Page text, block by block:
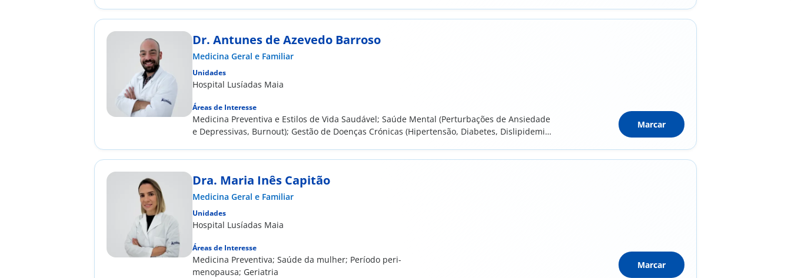
Dr. Antunes de Azevedo Barroso
Medicina Geral e Familiar
Unidades
Hospital Lusíadas Maia
Áreas de Interesse
Medicina Preventiva e Estilos de Vida Saudável; Saúde Mental (Perturbações de Ansiedade
e Depressivas, Burnout); Gestão de Doenças Crónicas (Hipertensão, Diabetes, Dislipidemia);
Marcar
Dra. Maria Inês Capitão
Medicina Geral e Familiar
Unidades
Hospital Lusíadas Maia
Áreas de Interesse
Medicina Preventiva; Saúde da mulher; Período peri-
menopausa; Geriatria
Marcar